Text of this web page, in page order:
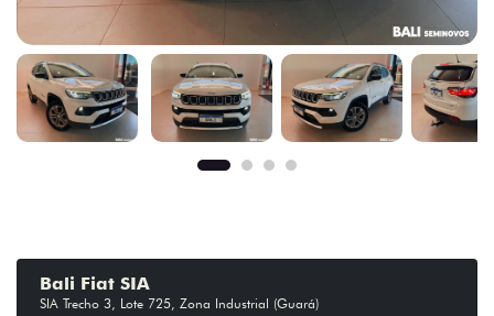
Bali Fiat SIA
SIA Trecho 3, Lote 725, Zona Industrial (Guará)